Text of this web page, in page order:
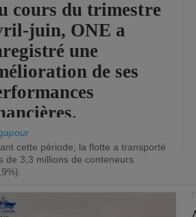
cours du trimestre
juin, ONE a
une
de ses
cette période, la flotte a transporté
de 3,3 millions de conteneurs